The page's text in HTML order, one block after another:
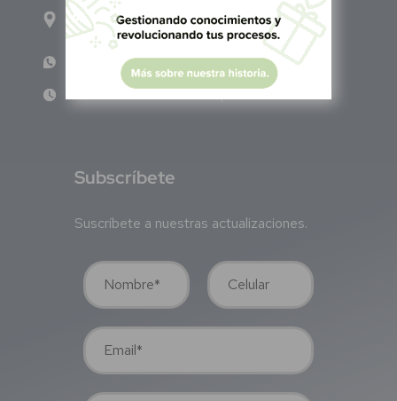
Calle Pitágoras 234, Col. Narvarte Poniente,
Alcaldía Benito Juárez, C.P. 03020, CDMX
WhatsApp: +52 1 331 407 6342
Lun - Vie 8:00 am - 5:00 pm
Subscríbete
Suscríbete a nuestras actualizaciones.